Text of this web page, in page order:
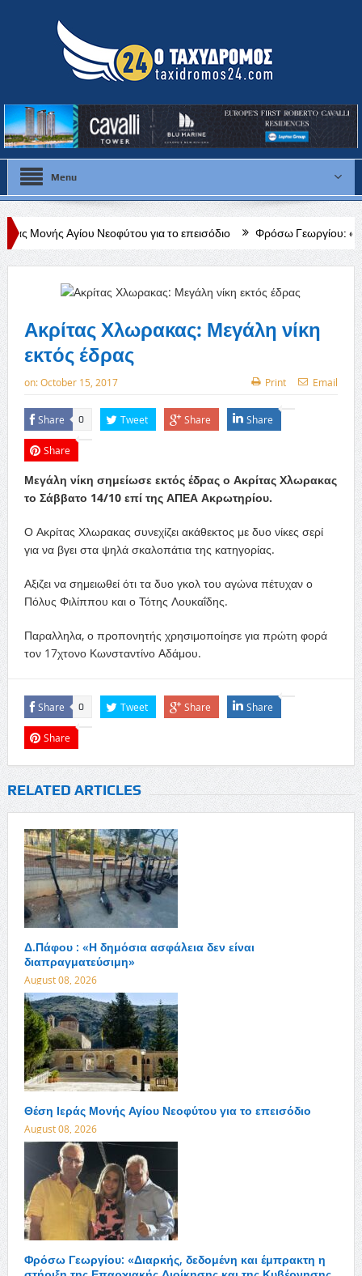
Menu
Νεοφύτου για το επεισόδιο Φρόσω Γεωργίου: «Διαρκής,
Ακρίτας Χλωρακας: Μεγάλη νίκη
εκτός έδρας
on:October 15, 2017 Print Email
Share 0 Tweet Share Share
Share
Μεγάλη νίκη σημείωσε εκτός έδρας ο Ακρίτας Χλωρακας
το Σάββατο 14/10 επί της ΑΠΕΑ Ακρωτηρίου.
Ο Ακρίτας Χλωρακας συνεχίζει ακάθεκτος με δυο νίκες σερί
για να βγει στα ψηλά σκαλοπάτια της κατηγορίας.
Αξιζει να σημειωθεί ότι τα δυο γκολ του αγώνα πέτυχαν ο
Πόλυς Φιλίππου και ο Τότης Λουκαΐδης.
Παραλληλα, ο προπονητής χρησιμοποίησε για πρώτη φορά
τον 17χτονο Κωνσταντίνο Αδάμου.
Share 0 Tweet Share Share
Share
RELATED ARTICLES
Δ.Πάφου : «Η δημόσια ασφάλεια δεν είναι
διαπραγματεύσιμη»
August 08, 2026
Θέση Ιεράς Μονής Αγίου Νεοφύτου για το επεισόδιο
August 08, 2026
Φρόσω Γεωργίου: «Διαρκής, δεδομένη και έμπρακτη η